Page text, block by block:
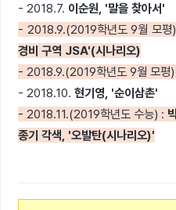
- 2018.7. 이순원, '말을 찾아서'
- 2018.9.(2019학년도 9월 모평
경비 구역 JSA'(시나리오)
- 2018.9.(2019학년도 9월 모평
- 2018.10. 현기영, '순이삼촌'
- 2018.11.(2019학년도 수능) :
종기 각색, '오발탄(시나리오)'